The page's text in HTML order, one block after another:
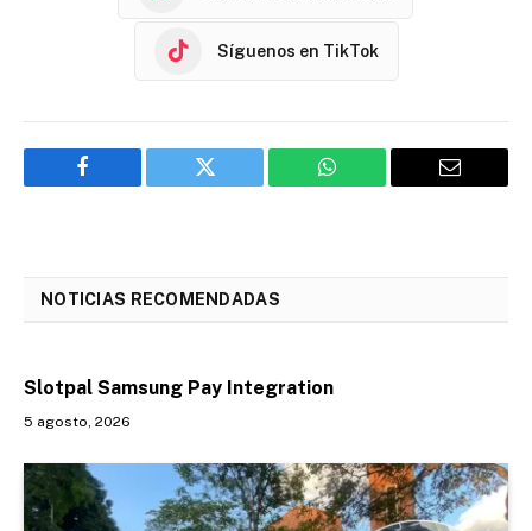
Síguenos en TikTok
Facebook Twitter WhatsApp Email
NOTICIAS RECOMENDADAS
Slotpal Samsung Pay Integration
5 agosto, 2026